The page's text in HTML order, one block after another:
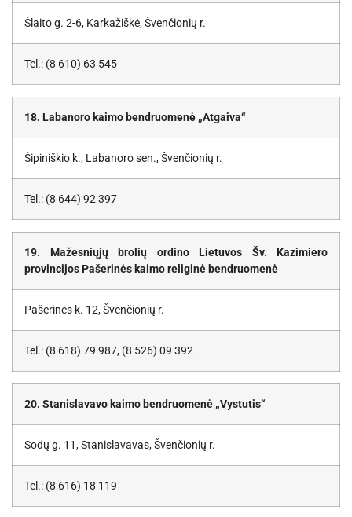
Šlaito g. 2-6, Karkažiškė, Švenčionių r.
Tel.: (8 610) 63 545
18. Labanoro kaimo bendruomenė „Atgaiva“
Šipiniškio k., Labanoro sen., Švenčionių r.
Tel.: (8 644) 92 397
19. Mažesniųjų brolių ordino Lietuvos Šv. Kazimiero
provincijos Pašerinės kaimo religinė bendruomenė
Pašerinės k. 12, Švenčionių r.
Tel.: (8 618) 79 987, (8 526) 09 392
20. Stanislavavo kaimo bendruomenė „Vystutis“
Sodų g. 11, Stanislavavas, Švenčionių r.
Tel.: (8 616) 18 119